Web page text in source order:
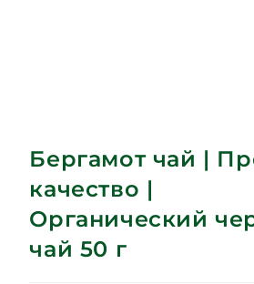
Бергамот чай |
качество |
Органический
чай 50 г